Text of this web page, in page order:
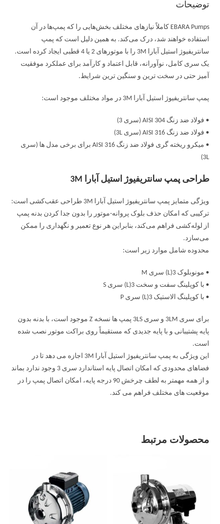
توضیحات
EBARA Pumps کاملاً نیازهای مختلف بخش‌هایی را که پمپ‌ها در آن
استفاده خواهند شد، درک می‌کند. به همین دلیل است که پمپ
سانتریفیوژ استیل آبارا 3M را با موتورهای 2 یا 4 قطبی ایجاد کرده است.
یک سری کامل، نوآورانه، قابل اعتماد و کارآمد برای عملکرد موفقیت
آمیز حتی در سخت ترین و سنگین ترین شرایط.
پمپ سانتریفیوژ استیل آبارا 3M در مواد مختلف موجود است:
• فولاد ضد زنگ AISI 304 (سری 3)
• فولاد ضد زنگ AISI 316 (سری 3L)
• میکرو ریخته گری فولاد ضد زنگ AISI 316 برای برخی مدل ها (سری
3L)
طراحی پمپ سانتریفیوژ استیل آبارا 3M
ویژگی متمایز پمپ سانتریفیوژ استیل آبارا 3M طراحی عقب‌کشی است:
ترکیبی که امکان حذف بلوک پروانه-موتور را بدون جدا کردن بدنه پمپ
از لوله‌کشی فراهم می‌کند، بنابراین هر نوع تعمیر و نگهداری را ممکن
می‌سازد.
محدوده شامل موارد زیر است:
• مونوبلوک 3(L) سری M
• با کوپلینگ سفت و سخت 3(L) سری S
• با کوپلینگ الاستیک 3(L) سری P
برای سری 3LM و سری 3LS پمپ ها نسخه Z موجود است، با بدنه بدون
پایه پشتیبانی و با پایه جدیدی که مستقیماً روی براکت موتور نصب شده
است.
این ویژگی به پمپ سانتریفیوژ استیل آبارا 3M اجازه می دهد تا در
فضاهای محدودی که امکان اتصال پایه استاندارد سری 3 وجود ندارد بماند
و از همه مهمتر به لطف چرخش 90 درجه پایه، امکان اتصال پمپ را در
موقعیت های مختلف فراهم می کند.
محصولات مرتبط